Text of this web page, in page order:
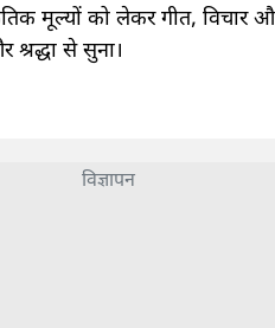
मूल्यों को लेकर गीत, विचार
से सुना।
विज्ञापन